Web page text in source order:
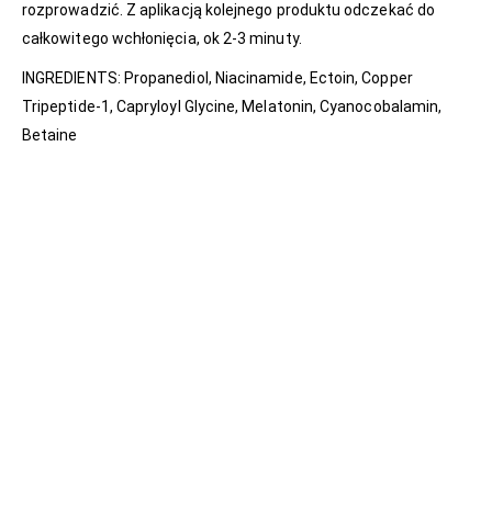
rozprowadzić. Z aplikacją kolejnego produktu odczekać do
całkowitego wchłonięcia, ok 2-3 minuty.
INGREDIENTS: Propanediol, Niacinamide, Ectoin, Copper
Tripeptide-1, Capryloyl Glycine, Melatonin, Cyanocobalamin,
Betaine